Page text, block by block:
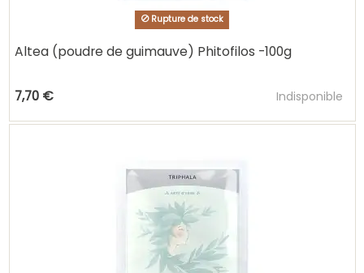
Rupture de stock
Altea (poudre de guimauve) Phitofilos -100g
7,70 € Indisponible
Ajouter au